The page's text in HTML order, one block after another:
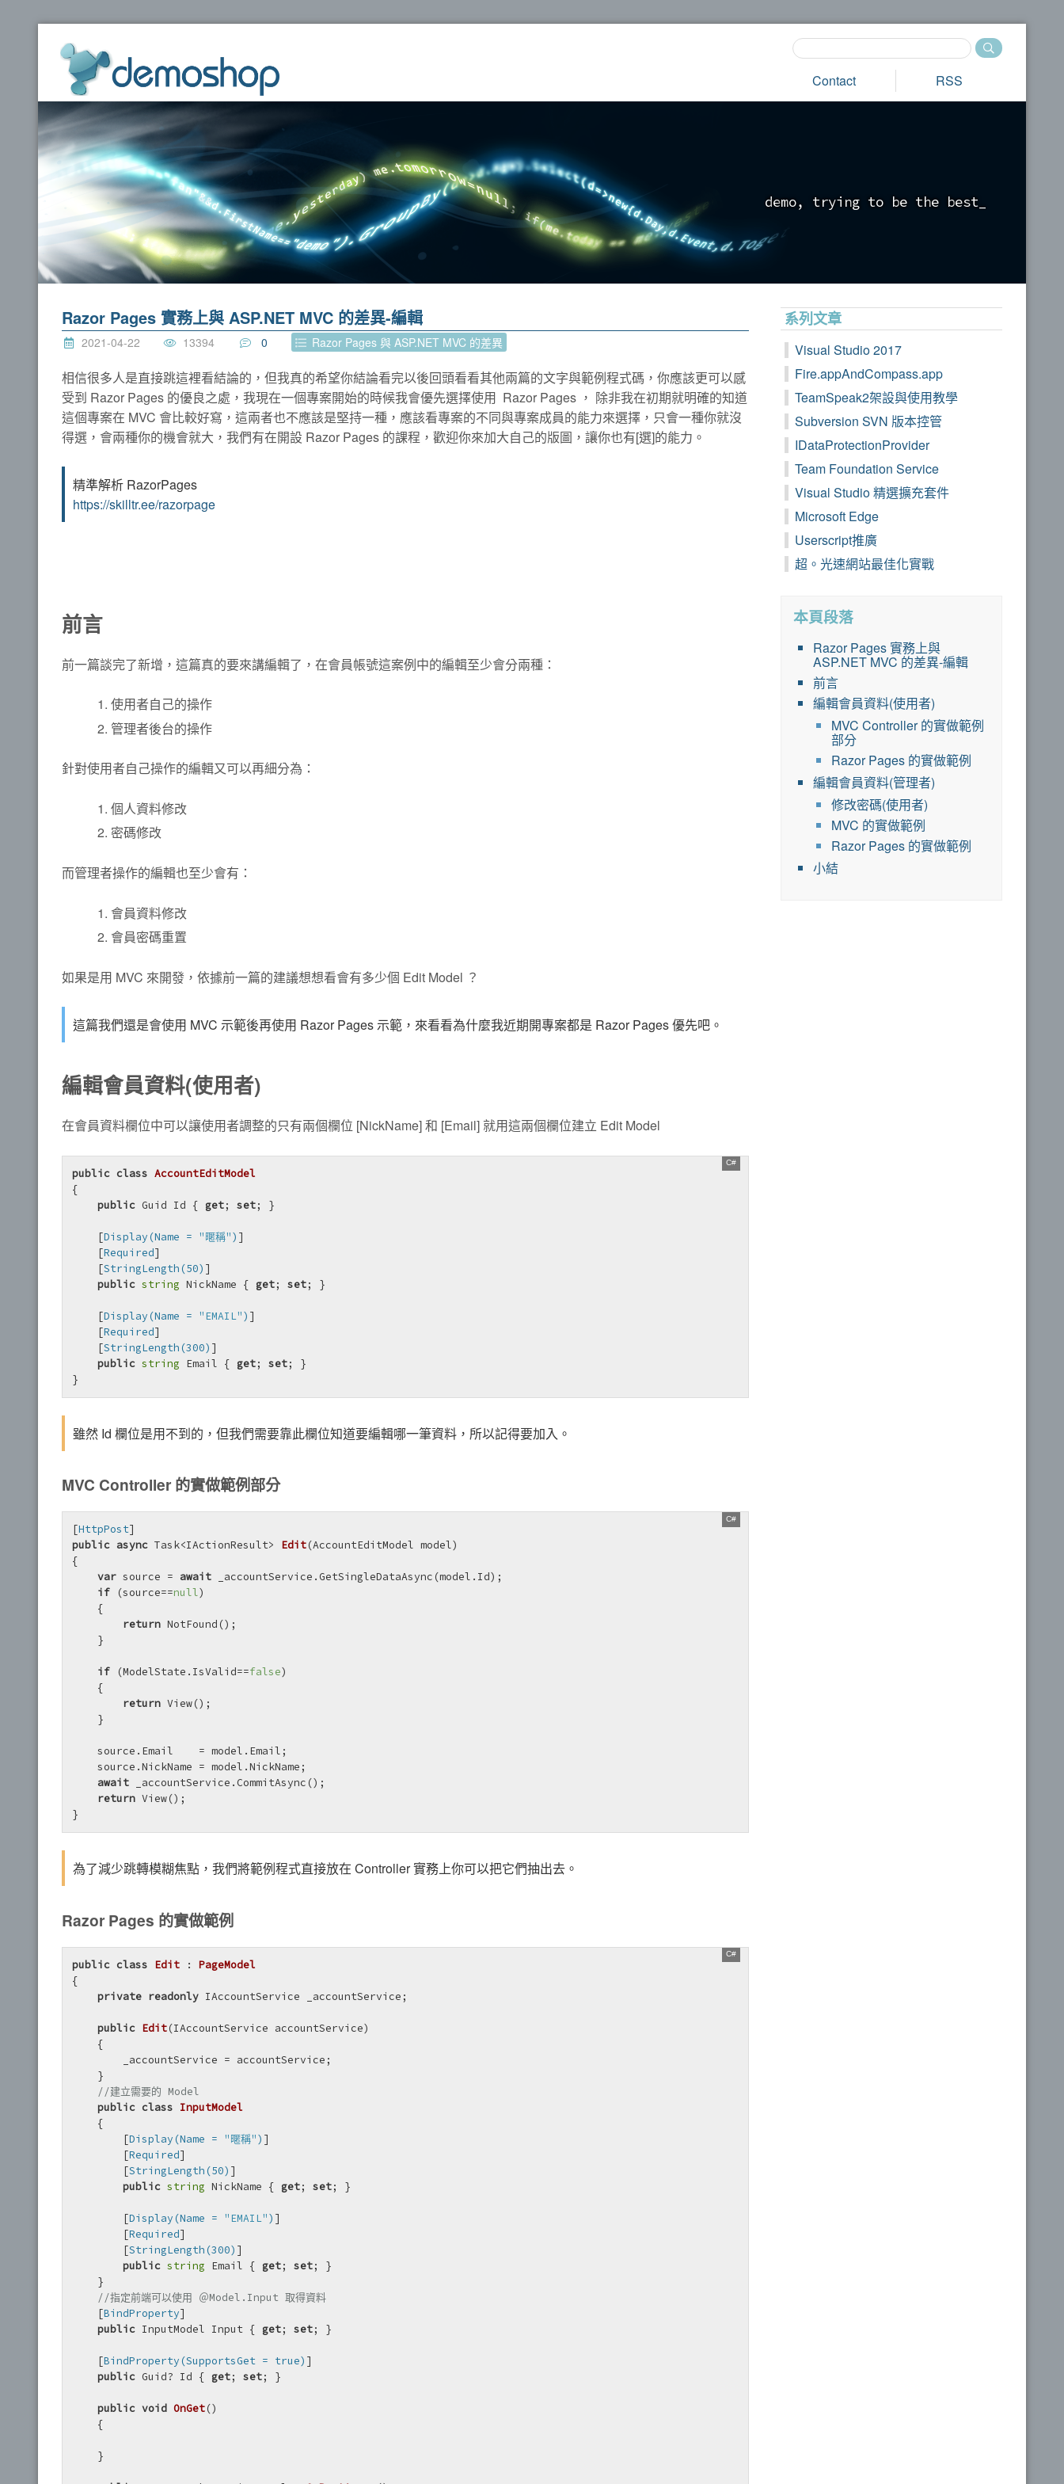
Contact RSS
demo, tryi ng to be the best
Razor Pages 實務上與 ASP.NET MVC 的差異-編輯
2021-04-22 13394 0 Razor Pages 與 ASP.NET MVC 的差異
相信很多人是直接跳這裡看結論的，但我真的希望你結論看完以後回頭看看其他兩篇的文字與範例程式碼，你應該更可以感
受到 Razor Pages 的優良之處，我現在一個專案開始的時候我會優先選擇使用 Razor Pages ， 除非我在初期就明確的知道
這個專案在 MVC 會比較好寫，這兩者也不應該是堅持一種，應該看專案的不同與專案成員的能力來選擇，只會一種你就沒
得選，會兩種你的機會就大，我們有在開設 Razor Pages 的課程，歡迎你來加大自己的版圖，讓你也有[選]的能力。
精準解析 RazorPages
https://skilltr.ee/razorpage
前言
前一篇談完了新增，這篇真的要來講編輯了，在會員帳號這案例中的編輯至少會分兩種：
使用者自己的操作
管理者後台的操作
針對使用者自己操作的編輯又可以再細分為：
個人資料修改
密碼修改
而管理者操作的編輯也至少會有：
會員資料修改
會員密碼重置
如果是用 MVC 來開發，依據前一篇的建議想想看會有多少個 Edit Model ？
這篇我們還是會使用 MVC 示範後再使用 Razor Pages 示範，來看看為什麼我近期開專案都是 Razor Pages 優先吧。
編輯會員資料(使用者)
在會員資料欄位中可以讓使用者調整的只有兩個欄位 [NickName] 和 [Email] 就用這兩個欄位建立 Edit Model
public class AccountEditModel
{
public Guid Id { get; set; }
    [
Display(Name = "暱稱") ]
    [
Required]
    [
StringLength(50) ]
public string NickName { get; set; }
    [
Display(Name = "EMAIL") ]
    [
Required]
    [
StringLength(300) ]
public string Email { get; set; }
}
雖然 Id 欄位是用不到的，但我們需要靠此欄位知道要編輯哪一筆資料，所以記得要加入。
MVC Controller 的實做範例部分
[HttpPost
public async Task<IActionResult> Edit(AccountEditModel model)
{
var source = await _accountService.GetSingleDataAsync(model.Id);
if (source==null)
return NotFound();
if (ModelState.IsValid==false)
return View();
await _accountService.CommitAsync();
return View();
}
為了減少跳轉模糊焦點，我們將範例程式直接放在 Controller 實務上你可以把它們抽出去。
Razor Pages 的實做範例
public class Edit : PageModel
{
private readonly IAccountService _accountService;
public Edit(IAccountService accountService)
//建立需要的 Model
public class InputModel
        [
Display(Name = "暱稱") ]
        [
Required]
        [
StringLength(50) ]
public string NickName { get; set; }
        [
Display(Name = "EMAIL") ]
        [
Required]
        [
StringLength(300) ]
public string Email { get; set; }
//指定前端可以使用 ＠Model.Input 取得資料
    [
BindProperty]
public InputModel Input { get; set; }
    [
BindProperty(SupportsGet = true) ]
public Guid? Id { get; set; }
public void OnGet()
系列文章
Visual Studio 2017
Fire.appAndCompass.app
TeamSpeak2架設與使用教學
Subversion SVN 版本控管
IDataProtectionProvider
Team Foundation Service
Visual Studio 精選擴充套件
Microsoft Edge
Userscript推廣
超。光速網站最佳化實戰
本頁段落
Razor Pages 實務上與
ASP.NET MVC 的差異-編輯
前言
編輯會員資料(使用者)
MVC Controller 的實做範例
部分
Razor Pages 的實做範例
編輯會員資料(管理者)
修改密碼(使用者)
MVC 的實做範例
Razor Pages 的實做範例
小結